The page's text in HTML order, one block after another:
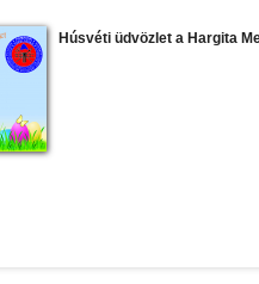
Húsvéti üdvözlet a Hargita